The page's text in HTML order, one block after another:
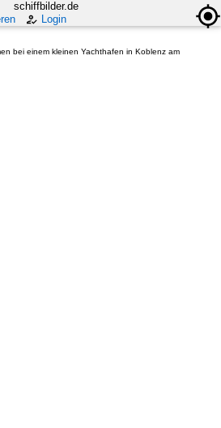
schiffbilder.de
Login
bei einem kleinen Yachthafen in Koblenz am